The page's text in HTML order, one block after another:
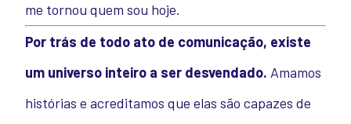
me tornou quem sou hoje.
Por trás de todo ato de comunicação, existe
um universo inteiro a ser desvendado. Amamos
histórias e acreditamos que elas são capazes de